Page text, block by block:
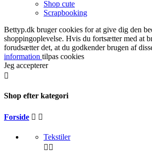
Shop cute
Scrapbooking
Bettyp.dk bruger cookies for at give dig den
shoppingoplevelse. Hvis du fortsætter med at
forudsætter det, at du godkender brugen af
information tilpas cookies
Jeg accepterer

Shop efter kategori
Forside  
Tekstiler
 